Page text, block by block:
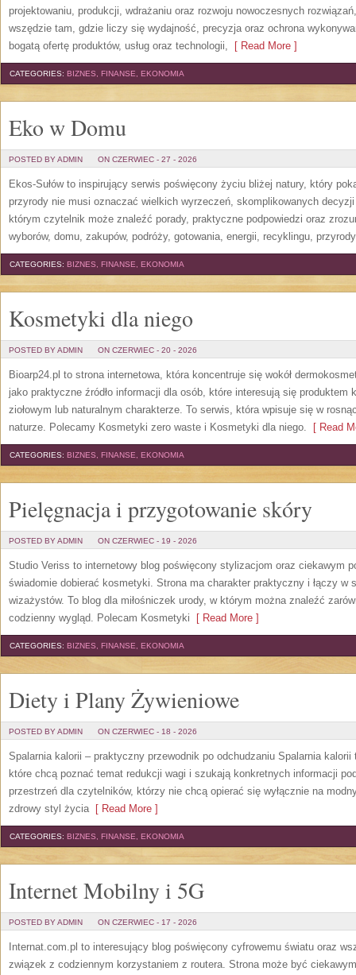
projektowaniu, produkcji, wdrażaniu oraz rozwoju nowoczesnych
wszędzie tam, gdzie liczy się wydajność, precyzja oraz ochrona
bogatą ofertę produktów, usług oraz technologii, [ Read More ]
CATEGORIES: BIZNES, FINANSE, EKONOMIA
Eko w Domu
POSTED BY ADMIN ON CZERWIEC - 27 - 2026
Ekos-Sułów to inspirujący serwis poświęcony życiu bliżej natury, który
przyrody nie musi oznaczać wielkich wyrzeczeń, skomplikowanych
którym czytelnik może znaleźć porady, praktyczne podpowiedzi oraz
wyborów, domu, zakupów, podróży, gotowania, energii, recyklingu,
CATEGORIES: BIZNES, FINANSE, EKONOMIA
Kosmetyki dla niego
POSTED BY ADMIN ON CZERWIEC - 20 - 2026
Bioarp24.pl to strona internetowa, która koncentruje się wokół
jako praktyczne źródło informacji dla osób, które interesują się
ziołowym lub naturalnym charakterze. To serwis, która wpisuje się w
naturze. Polecamy Kosmetyki zero waste i Kosmetyki dla niego. [ Read
CATEGORIES: BIZNES, FINANSE, EKONOMIA
Pielęgnacja i przygotowanie skóry
POSTED BY ADMIN ON CZERWIEC - 19 - 2026
Studio Veriss to internetowy blog poświęcony stylizacjom oraz ciekawym
świadomie dobierać kosmetyki. Strona ma charakter praktyczny i łączy w
wizażystów. To blog dla miłośniczek urody, w którym można znaleźć
codzienny wygląd. Polecam Kosmetyki [ Read More ]
CATEGORIES: BIZNES, FINANSE, EKONOMIA
Diety i Plany Żywieniowe
POSTED BY ADMIN ON CZERWIEC - 18 - 2026
Spalarnia kalorii – praktyczny przewodnik po odchudzaniu Spalarnia
które chcą poznać temat redukcji wagi i szukają konkretnych informacji
przestrzeń dla czytelników, którzy nie chcą opierać się wyłącznie na
zdrowy styl życia[ Read More ]
CATEGORIES: BIZNES, FINANSE, EKONOMIA
Internet Mobilny i 5G
POSTED BY ADMIN ON CZERWIEC - 17 - 2026
Internat.com.pl to interesujący blog poświęcony cyfrowemu światu oraz
związek z codziennym korzystaniem z routera. Strona może być